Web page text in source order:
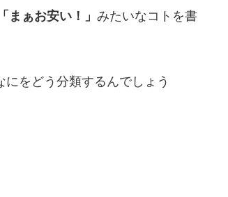
まぁお安い！」 みたいなコトを書
をどう分類するんでしょう